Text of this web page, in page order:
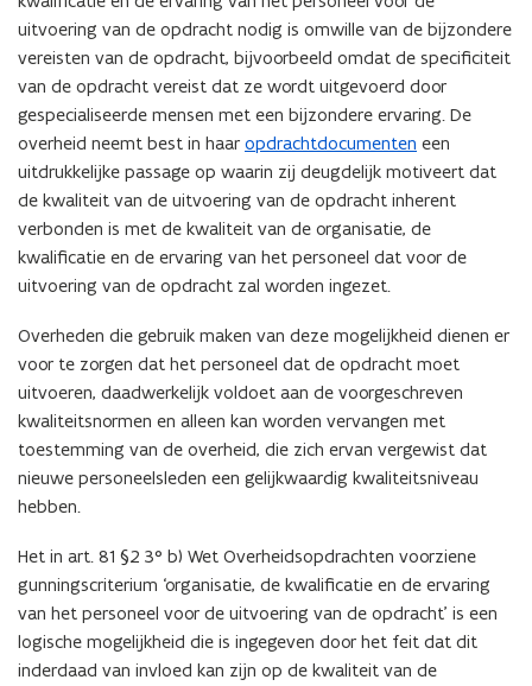
uitvoering van de opdracht nodig is omwille van de bijzondere
vereisten van de opdracht, bijvoorbeeld omdat de specificiteit
van de opdracht vereist dat ze wordt uitgevoerd door
gespecialiseerde mensen met een bijzondere ervaring. De
overheid neemt best in haar opdrachtdocumenten een
uitdrukkelijke passage op waarin zij deugdelijk motiveert dat
de kwaliteit van de uitvoering van de opdracht inherent
verbonden is met de kwaliteit van de organisatie, de
kwalificatie en de ervaring van het personeel dat voor de
uitvoering van de opdracht zal worden ingezet.
Overheden die gebruik maken van deze mogelijkheid dienen er
voor te zorgen dat het personeel dat de opdracht moet
uitvoeren, daadwerkelijk voldoet aan de voorgeschreven
kwaliteitsnormen en alleen kan worden vervangen met
toestemming van de overheid, die zich ervan vergewist dat
nieuwe personeelsleden een gelijkwaardig kwaliteitsniveau
hebben.
Het in art. 81 §2 3° b) Wet Overheidsopdrachten voorziene
gunningscriterium ‘organisatie, de kwalificatie en de ervaring
van het personeel voor de uitvoering van de opdracht’ is een
logische mogelijkheid die is ingegeven door het feit dat dit
inderdaad van invloed kan zijn op de kwaliteit van de